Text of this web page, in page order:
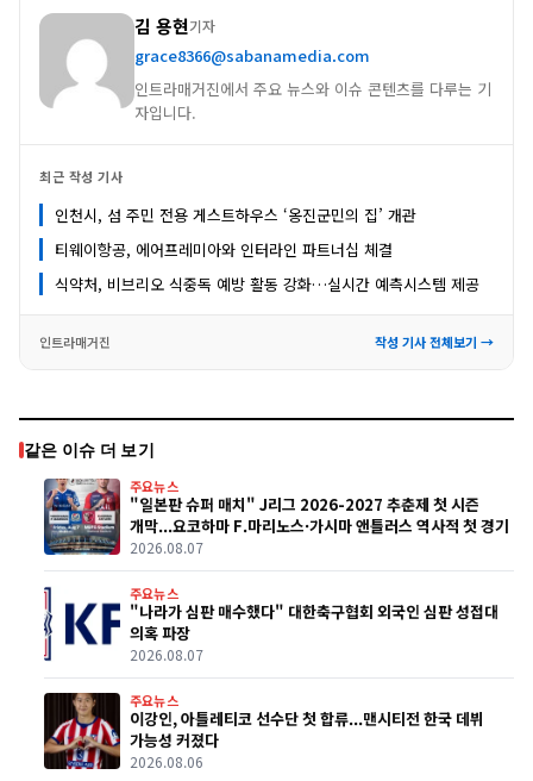
김 용현기자
grace8366@sabanamedia.com
인트라매거진에서 주요 뉴스와 이슈 콘텐츠를 다루는 기
자입니다.
최근 작성 기사
인천시, 섬 주민 전용 게스트하우스 ‘옹진군민의 집’ 개관
티웨이항공, 에어프레미아와 인터라인 파트너십 체결
식약처, 비브리오 식중독 예방 활동 강화…실시간 예측시스템 제공
인트라매거진 작성 기사 전체보기 →
같은 이슈 더 보기
주요뉴스
"일본판 슈퍼 매치" J리그 2026-2027 추춘제 첫 시즌
개막...요코하마 F.마리노스·가시마 앤틀러스 역사적 첫 경기
2026.08.07
주요뉴스
"나라가 심판 매수했다" 대한축구협회 외국인 심판 성접대
의혹 파장
2026.08.07
주요뉴스
이강인, 아틀레티코 선수단 첫 합류...맨시티전 한국 데뷔
가능성 커졌다
2026.08.06